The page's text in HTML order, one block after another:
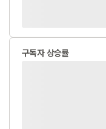
구독자 상승률